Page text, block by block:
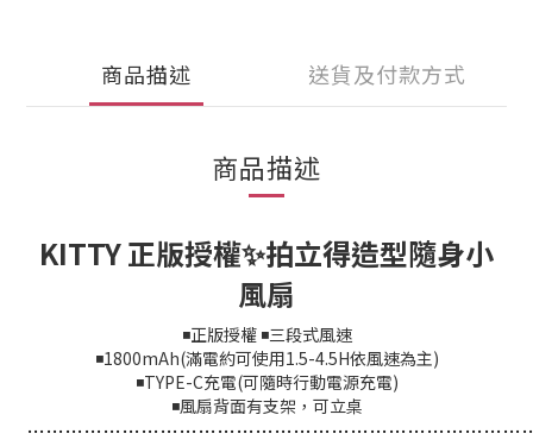
商品描述 送貨及付款方式
商品描述
KITTY 正版授權✨拍立得造型隨身小
風扇
◾正版授權 ◾三段式風速
◾1800mAh(滿電約可使用1.5-4.5H依風速為主)
◾TYPE-C充電(可隨時行動電源充電)
◾風扇背面有支架，可立桌
……………………………………………………………………